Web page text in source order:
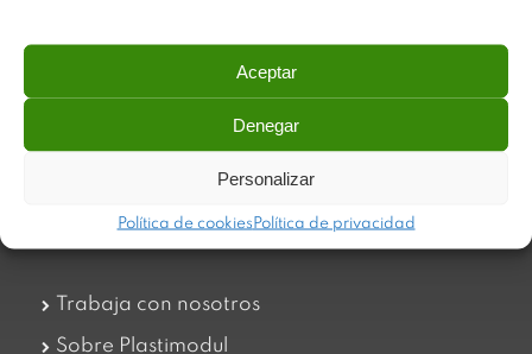
Aceptar
Denegar
Personalizar
Política de cookies Política de privacidad
Plastimodul tiene como objetivo ofrecer productos
dinámicas y operativas. Utilizamos materiales de primera
Trabaja con nosotros
Sobre Plastimodul